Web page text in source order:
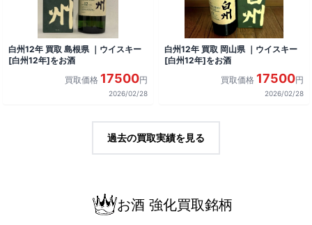
白州12年 買取 島根県 ｜ウイスキー
[白州12年]をお酒
買取価格 17500円
2026/02/28
白州12年 買取 岡山県 ｜ウイスキー
[白州12年]をお酒
買取価格 17500円
2026/02/28
過去の買取実績を見る
お酒 強化買取銘柄